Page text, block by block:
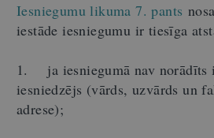
Iesniegumu likuma 7. pants
iestāde iesniegumu ir tiesīga
1. ja iesniegumā nav norādīts
iesniedzējs (vārds, uzvārds un
adrese);